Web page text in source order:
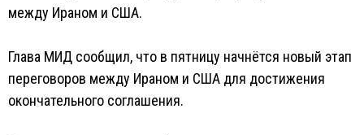
между Ираном и США.
Глава МИД сообщил, что в пятницу начнётся новый этап
переговоров между Ираном и США для достижения
окончательного соглашения.